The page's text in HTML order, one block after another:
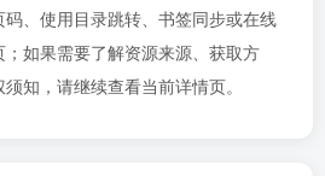
、使用目录跳转、书签同步或在线
；如果需要了解资源来源、获取方
知，请继续查看当前详情页。